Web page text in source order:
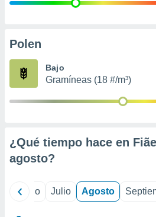
e
publicidad
Polen
Bajo
Gramíneas (18 #/m³)
¿Qué tiempo hace en
agosto?
Junio Julio Agosto